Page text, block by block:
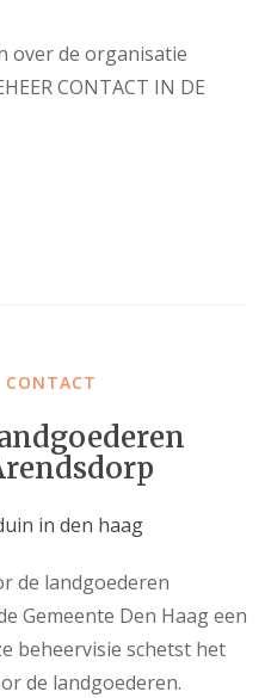
over de organisatie
CONTACT IN DE
CONTACT
de landgoederen
Gemeente Den Haag een
beheervisie schetst het
de landgoederen.